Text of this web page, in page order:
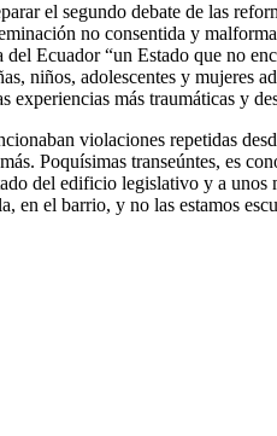
el segundo debate de las
no consentida y
Ecuador “un Estado que no
niños, adolescentes y
experiencias más traumáticas y
violaciones repetidas
Poquísimas transeúntes, es
del edificio legislativo y a
en el barrio, y no las estamos